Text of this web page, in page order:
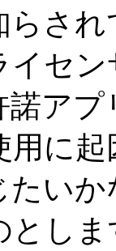
さ
イセ
諾ア
用に
たい
としま